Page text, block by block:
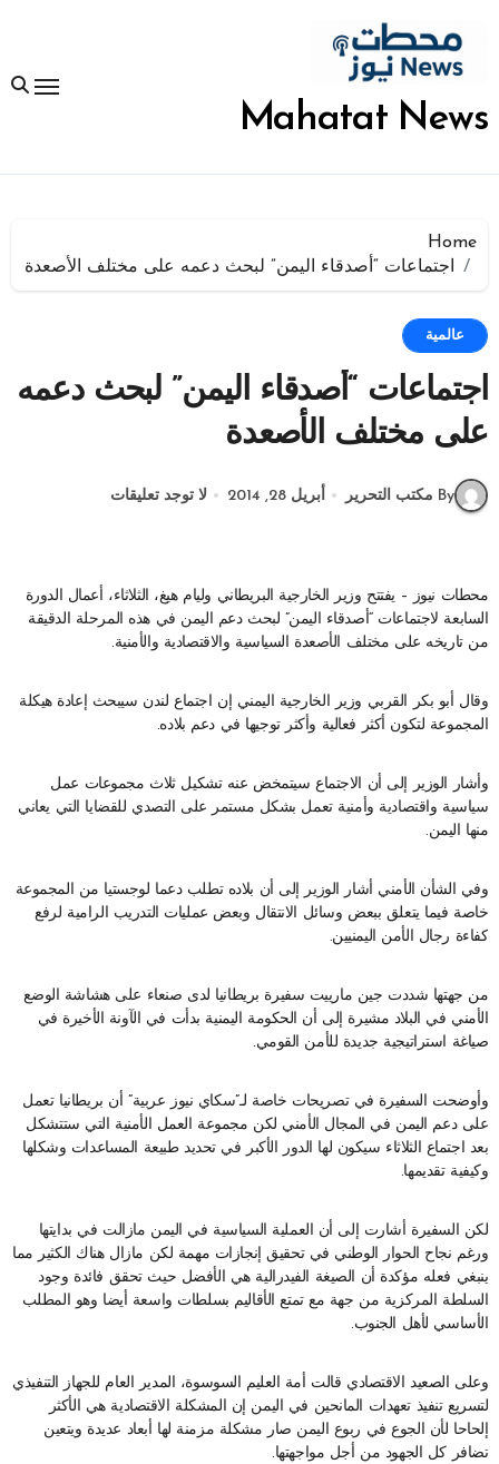
المحتوى
Mahatat News
Home
اجتماعات “أصدقاء اليمن” لبحث دعمه على مختلف الأصعدة
عالمية
اجتماعات “أصدقاء اليمن” لبحث دعمه
على مختلف الأصعدة
By مكتب التحرير أبريل 28, 2014 لا توجد تعليقات
محطات نيوز – يفتتح وزير الخارجية البريطاني وليام هيغ، الثلاثاء، أعمال الدورة
السابعة لاجتماعات “أصدقاء اليمن” لبحث دعم اليمن في هذه المرحلة الدقيقة
من تاريخه على مختلف الأصعدة السياسية والاقتصادية والأمنية.
وقال أبو بكر القربي وزير الخارجية اليمني إن اجتماع لندن سيبحث إعادة هيكلة
المجموعة لتكون أكثر فعالية وأكثر توجيها في دعم بلاده.
وأشار الوزير إلى أن الاجتماع سيتمخض عنه تشكيل ثلاث مجموعات عمل
سياسية واقتصادية وأمنية تعمل بشكل مستمر على التصدي للقضايا التي يعاني
منها اليمن.
وفي الشأن الأمني أشار الوزير إلى أن بلاده تطلب دعما لوجستيا من المجموعة
خاصة فيما يتعلق ببعض وسائل الانتقال وبعض عمليات التدريب الرامية لرفع
كفاءة رجال الأمن اليمنيين.
من جهتها شددت جين مارييت سفيرة بريطانيا لدى صنعاء على هشاشة الوضع
الأمني في البلاد مشيرة إلى أن الحكومة اليمنية بدأت في الآونة الأخيرة في
صياغة استراتيجية جديدة للأمن القومي.
وأوضحت السفيرة في تصريحات خاصة لـ”سكاي نيوز عربية” أن بريطانيا تعمل
على دعم اليمن في المجال الأمني لكن مجموعة العمل الأمنية التي ستتشكل
بعد اجتماع الثلاثاء سيكون لها الدور الأكبر في تحديد طبيعة المساعدات وشكلها
وكيفية تقديمها.
لكن السفيرة أشارت إلى أن العملية السياسية في اليمن مازالت في بدايتها
ورغم نجاح الحوار الوطني في تحقيق إنجازات مهمة لكن مازال هناك الكثير مما
ينبغي فعله مؤكدة أن الصيغة الفيدرالية هي الأفضل حيث تحقق فائدة وجود
السلطة المركزية من جهة مع تمتع الأقاليم بسلطات واسعة أيضا وهو المطلب
الأساسي لأهل الجنوب.
وعلى الصعيد الاقتصادي قالت أمة العليم السوسوة، المدير العام للجهاز التنفيذي
لتسريع تنفيذ تعهدات المانحين في اليمن إن المشكلة الاقتصادية هي الأكثر
إلحاحا لأن الجوع في ربوع اليمن صار مشكلة مزمنة لها أبعاد عديدة ويتعين
تضافر كل الجهود من أجل مواجهتها.